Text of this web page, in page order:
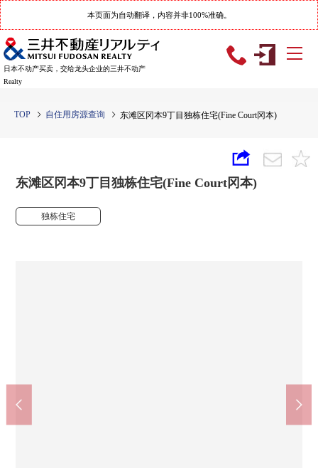
本页面为自动翻译，内容并非100%准确。
日本不动产买卖，交给龙头企业的三井不动产
Realty
TOP 自住用房源查询 东滩区冈本9丁目独栋住宅(Fine Court冈本)
东滩区冈本9丁目独栋住宅(Fine Court冈本)
独栋住宅